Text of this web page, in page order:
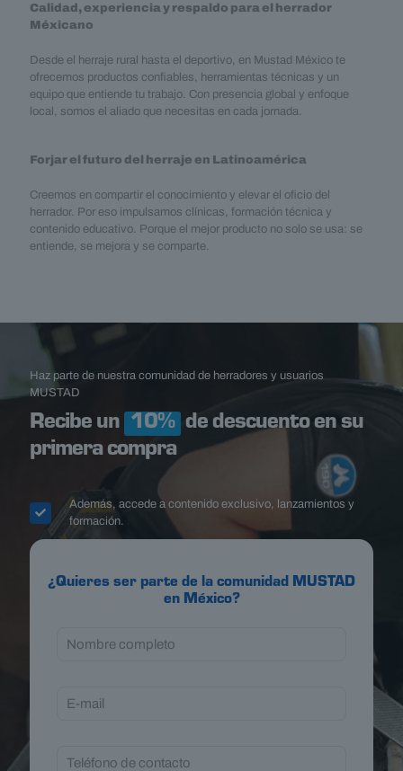
Calidad, experiencia y respaldo para el herrador
Méxicano
Desde el herraje rural hasta el deportivo, en Mustad México te
ofrecemos productos confiables, herramientas técnicas y un
equipo que entiende tu trabajo. Con presencia global y enfoque
local, somos el aliado que necesitas en cada jornada.
Forjar el futuro del herraje en Latinoamérica
Creemos en compartir el conocimiento y elevar el oficio del
herrador. Por eso impulsamos clínicas, formación técnica y
contenido educativo. Porque el mejor producto no solo se usa: se
entiende, se mejora y se comparte.
Haz parte de nuestra comunidad de herradores y usuarios
MUSTAD
Recibe un 10% de descuento en su
primera compra
Además, accede a contenido exclusivo, lanzamientos y
formación.
¿Quieres ser parte de la comunidad MUSTAD
en México?